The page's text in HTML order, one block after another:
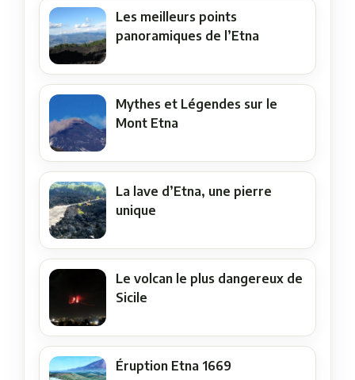
Les meilleurs points
panoramiques de l’Etna
Mythes et Légendes sur le
Mont Etna
La lave d’Etna, une pierre
unique
Le volcan le plus dangereux de
Sicile
Éruption Etna 1669